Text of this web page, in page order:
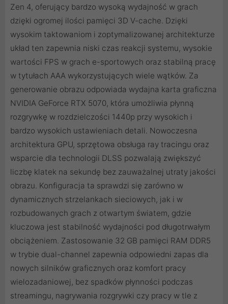
Zen 4, oferujący bardzo wysoką wydajność w grach
dzięki ogromej ilości pamięci 3D V-cache. Dzięki
wysokim taktowaniom i zoptymalizowanej architekturze
układ ten zapewnia niski czas reakcji systemu, wysokie
wartości FPS w grach e-sportowych oraz stabilną pracę
w tytułach AAA wykorzystujących wiele wątków. Za
generowanie obrazu odpowiada wydajna karta graficzna
NVIDIA GeForce RTX 5070, która umożliwia płynną
rozgrywkę w rozdzielczości 1440p przy wysokich i
bardzo wysokich ustawieniach detali. Nowoczesna
architektura GPU, sprzętowa obsługa ray tracingu oraz
wsparcie dla technologii DLSS pozwalają zwiększyć
liczbę klatek na sekundę bez zauważalnej utraty jakości
obrazu. Konfiguracja ta sprawdzi się zarówno w
dynamicznych strzelankach sieciowych, jak i w
rozbudowanych grach z otwartym światem, gdzie
kluczowa jest stabilność wydajności pod długotrwałym
obciążeniem. Zastosowanie 32 GB pamięci RAM DDR5
w trybie dual-channel zapewnia odpowiedni zapas dla
nowych silników graficznych oraz komfort pracy
wielozadaniowej, bez spadków płynności podczas
streamingu, nagrywania rozgrywki czy pracy w tle z